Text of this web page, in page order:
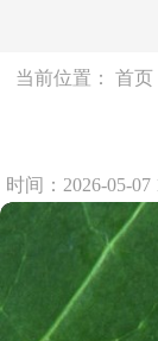
当前位置： 首页
时间：2026-05-07